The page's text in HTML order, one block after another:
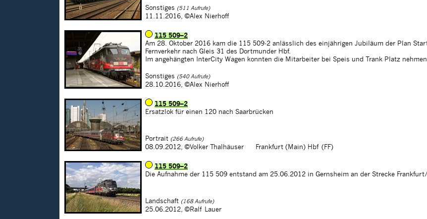
Sonstiges (511 Aufrufe)
11.11.2016, ©Alex Nierhoff
115 509–2
Am 28. Oktober 2016 kam die 115 509-2 anlässlich des einjährigen Jubiläum der Plan
Fernverkehr nach Gleis 31 des Dortmunder Hbf.
Im angehängten InterCity Wagen konnten die Mitarbeiter bei Speis und Trank Platz
Sonstiges (540 Aufrufe)
28.10.2016, ©Alex Nierhoff
115 509–2
Ersatzlok für einen 120 nach Saarbrücken
Portrait (266 Aufrufe)
08.09.2012, ©Volker Thalhäuser Frankfurt (Main) Hbf (FF)
115 509–2
Die Aufnahme der 115 509 entstand am 25.06.2012 in Gernsheim an der Strecke
Landschaft (168 Aufrufe)
25.06.2012, ©Ralf Lauer